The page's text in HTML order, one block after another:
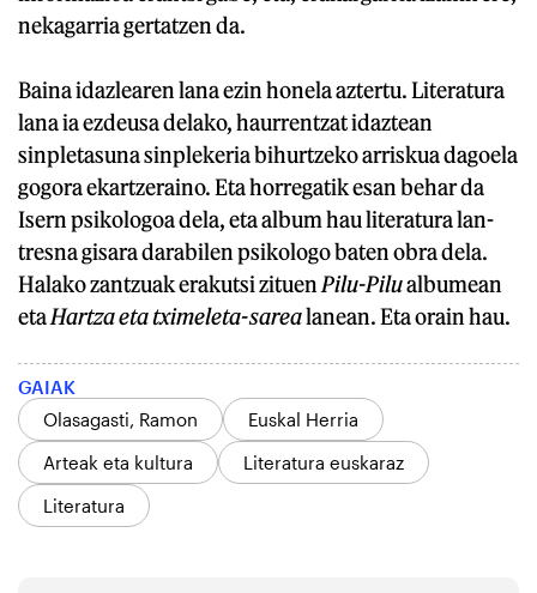
nekagarria gertatzen da.
Baina idazlearen lana ezin honela aztertu. Literatura
lana ia ezdeusa delako, haurrentzat idaztean
sinpletasuna sinplekeria bihurtzeko arriskua dagoela
gogora ekartzeraino. Eta horregatik esan behar da
Isern psikologoa dela, eta album hau literatura lan-
tresna gisara darabilen psikologo baten obra dela.
Halako zantzuak erakutsi zituen Pilu-Pilualbumean
etaHartza eta tximeleta-sarealanean. Eta orain hau.
GAIAK
Olasagasti, Ramon
Euskal Herria
Arteak eta kultura
Literatura euskaraz
Literatura